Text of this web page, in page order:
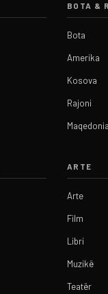
BOTA &
Bota
Amerika
Kosova
Rajoni
Maqedonia
ARTE
Arte
Film
Libri
Muzikë
Teatër